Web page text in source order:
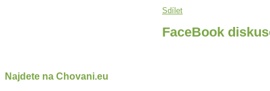
Sdílet
FaceBook
Najdete na Chovani.eu